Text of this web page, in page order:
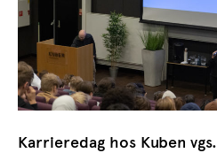
Karrieredag hos Kuben vgs.